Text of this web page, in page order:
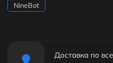
NineBot
Доставка по